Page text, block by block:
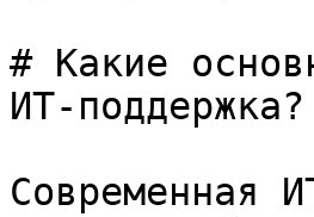
# Какие
ИТ-поддержка?
Современная